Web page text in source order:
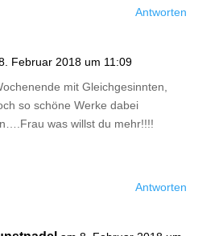
Antworten
Februar 2018 um 11:09
mit Gleichgesinnten,
so schöne Werke dabei
was willst du mehr!!!!
Antworten